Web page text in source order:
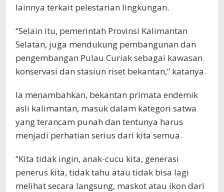
lainnya terkait pelestarian lingkungan.
“Selain itu, pemerintah Provinsi Kalimantan
Selatan, juga mendukung pembangunan dan
pengembangan Pulau Curiak sebagai kawasan
konservasi dan stasiun riset bekantan,” katanya.
Ia menambahkan, bekantan primata endemik
asli kalimantan, masuk dalam kategori satwa
yang terancam punah dan tentunya harus
menjadi perhatian serius dari kita semua.
“Kita tidak ingin, anak-cucu kita, generasi
penerus kita, tidak tahu atau tidak bisa lagi
melihat secara langsung, maskot atau ikon dari